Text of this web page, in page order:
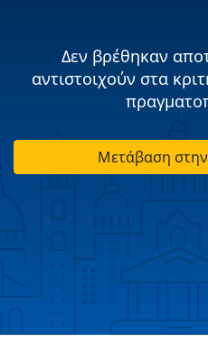
Δεν βρέθηκαν
αντιστοιχούν στα
Μετάβαση